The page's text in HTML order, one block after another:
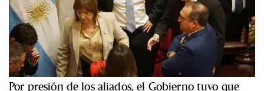
Por presión de los aliados, el Gobierno tuvo que